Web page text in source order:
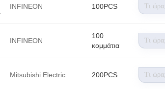
INFINEON 100PCS
INFINEON
100
κομμάτια
Mitsubishi Electric 200PCS